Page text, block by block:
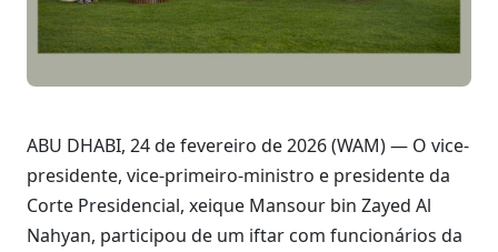
ABU DHABI, 24 de fevereiro de 2026 (WAM) — O vice-
presidente, vice-primeiro-ministro e presidente da
Corte Presidencial, xeique Mansour bin Zayed Al
Nahyan, participou de um iftar com funcionários da